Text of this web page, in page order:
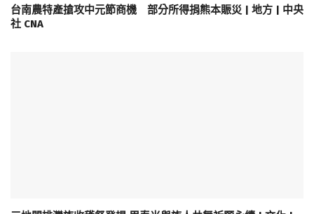
台南農特產搶攻中元節商機 部分所得捐熊本賑災 | 地方 | 中央
社 CNA